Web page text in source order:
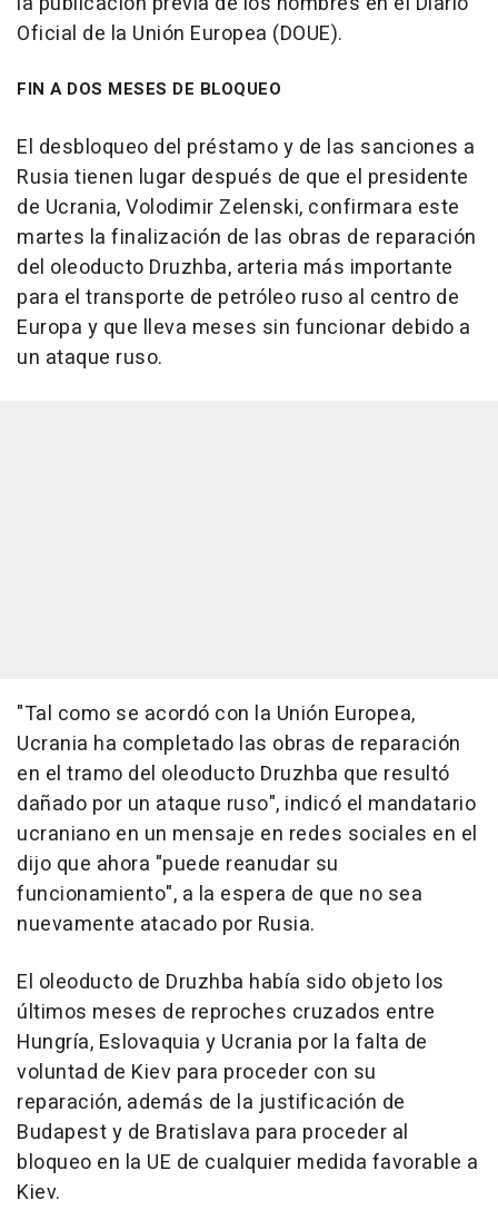
Oficial de la Unión Europea (DOUE).
FIN A DOS MESES DE BLOQUEO
El desbloqueo del préstamo y de las sanciones a
Rusia tienen lugar después de que el presidente
de Ucrania, Volodimir Zelenski, confirmara este
martes la finalización de las obras de reparación
del oleoducto Druzhba, arteria más importante
para el transporte de petróleo ruso al centro de
Europa y que lleva meses sin funcionar debido a
un ataque ruso.
"Tal como se acordó con la Unión Europea,
Ucrania ha completado las obras de reparación
en el tramo del oleoducto Druzhba que resultó
dañado por un ataque ruso", indicó el mandatario
ucraniano en un mensaje en redes sociales en el
dijo que ahora "puede reanudar su
funcionamiento", a la espera de que no sea
nuevamente atacado por Rusia.
El oleoducto de Druzhba había sido objeto los
últimos meses de reproches cruzados entre
Hungría, Eslovaquia y Ucrania por la falta de
voluntad de Kiev para proceder con su
reparación, además de la justificación de
Budapest y de Bratislava para proceder al
bloqueo en la UE de cualquier medida favorable a
Kiev.